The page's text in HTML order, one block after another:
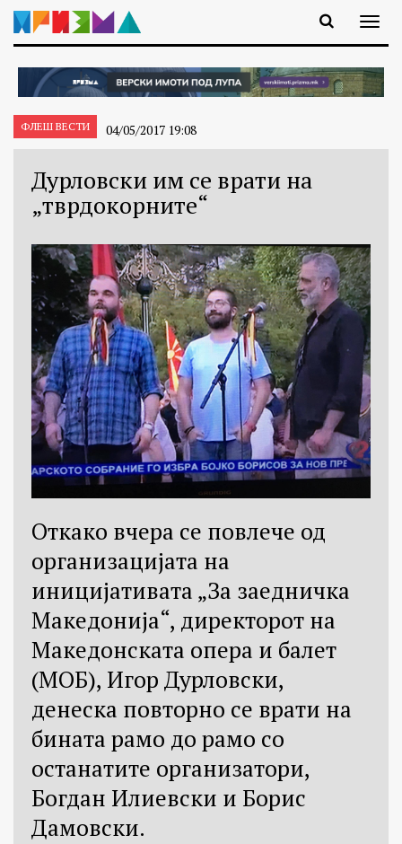
ФЛЕШ ВЕСТИ 04/05/2017 19:08
Дурловски им се врати на
„тврдокорните“
Откако вчера се повлече од
организацијата на
иницијативата „За заедничка
Македонија“, директорот на
Македонската опера и балет
(МОБ), Игор Дурловски,
денеска повторно се врати на
бината рамо до рамо со
останатите организатори,
Богдан Илиевски и Борис
Дамовски.